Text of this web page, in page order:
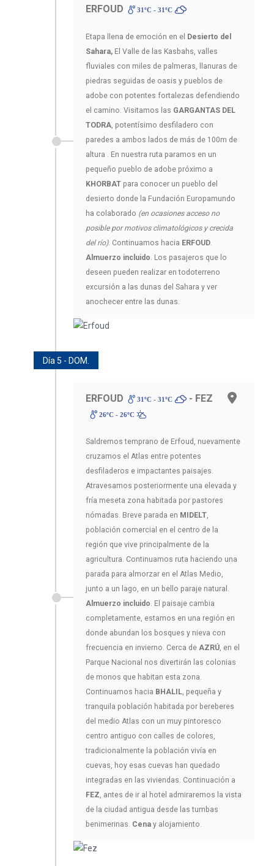
ERFOUD 31ºC - 31ºC
Etapa llena de emoción en el Desierto del
Sahara, El Valle de las Kasbahs, valles
fluviales con miles de palmeras, llanuras de
piedras seguidas de oasis y pueblos de
adobe con potentes fortalezas defendiendo
el camino. Visitamos las GARGANTAS DEL
TODRA , potentísimo desfiladero con
paredes a ambos lados de más de 100m de
altura . En nuestra ruta paramos en un
pequeño pueblo de adobe próximo a
KHORBAT para conocer un pueblo del
desierto donde la Fundación Europamundo
ha colaborado (en ocasiones acceso no
posible por motivos climatológicos y crecida
del río). Continuamos hacia ERFOUD
Almuerzo incluido . Los pasajeros que lo
deseen pueden realizar en todoterreno
excursión a las dunas del Sahara y ver
anochecer entre las dunas.
Día 5 - DOM.
ERFOUD 31ºC - 31ºC - FEZ
26ºC - 26ºC
Saldremos temprano de Erfoud, nuevamente
cruzamos el Atlas entre potentes
desfiladeros e impactantes paisajes.
Atravesamos posteriormente una elevada y
fría meseta zona habitada por pastores
nómadas. Breve parada en MIDELT
población comercial en el centro de la
región que vive principalmente de la
agricultura. Continuamos ruta haciendo una
parada para almorzar en el Atlas Medio,
junto a un lago, en un bello paraje natural.
Almuerzo incluido . El paisaje cambia
completamente, estamos en una región en
donde abundan los bosques y nieva con
frecuencia en invierno. Cerca de AZRÚ , en el
Parque Nacional nos divertirán las colonias
de monos que habitan esta zona.
Continuamos hacia BHALIL , pequeña y
tranquila población habitada por bereberes
del medio Atlas con un muy pintoresco
centro antiguo con calles de colores,
tradicionalmente la población vivía en
cuevas, hoy esas cuevas han quedado
integradas en las viviendas. Continuación a
FEZ , antes de ir al hotel admiraremos la vista
de la ciudad antigua desde las tumbas
benimerinas. Cena y alojamiento.